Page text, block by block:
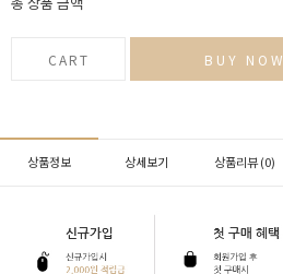
CART BUY NOW
상품정보 상세보기 상품리뷰 (0)